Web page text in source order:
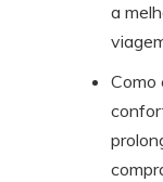
a
Como